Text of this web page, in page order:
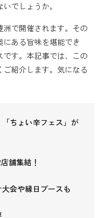
でしょうか。
で開催されます。その
ある旨味を堪能でき
す。本記事では、この
ご紹介します。気になる
ちょい辛フェス」が
舗集結！
会や縁日ブースも